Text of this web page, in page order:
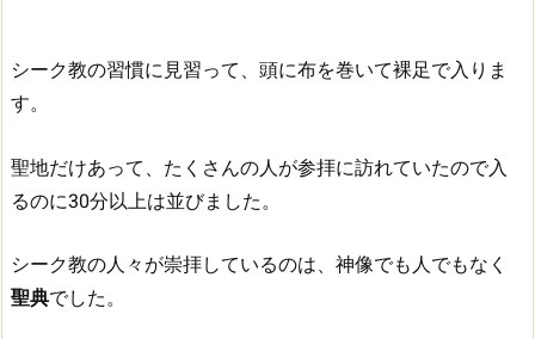
シーク教の習慣に見習って、頭に布を巻いて裸足で入りま
す。
聖地だけあって、たくさんの人が参拝に訪れていたので入
るのに30分以上は並びました。
シーク教の人々が崇拝しているのは、神像でも人でもなく
聖典でした。